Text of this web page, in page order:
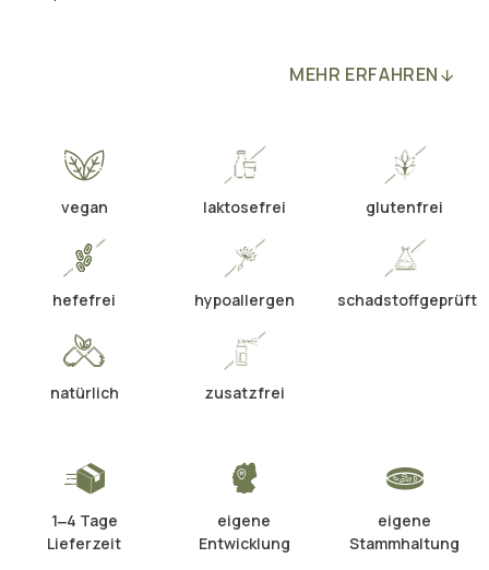
MEHR ERFAHREN
vegan laktosefrei glutenfrei
hefefrei hypoallergen schadstoffgeprüft
natürlich zusatzfrei
1‒4 Tage
Lieferzeit
eigene
Entwicklung
eigene
Stammhaltung